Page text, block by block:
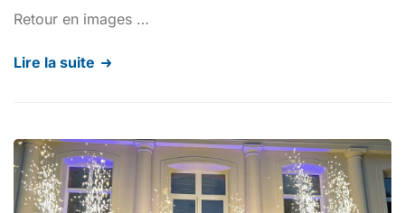
Retour en images …
Lire la suite